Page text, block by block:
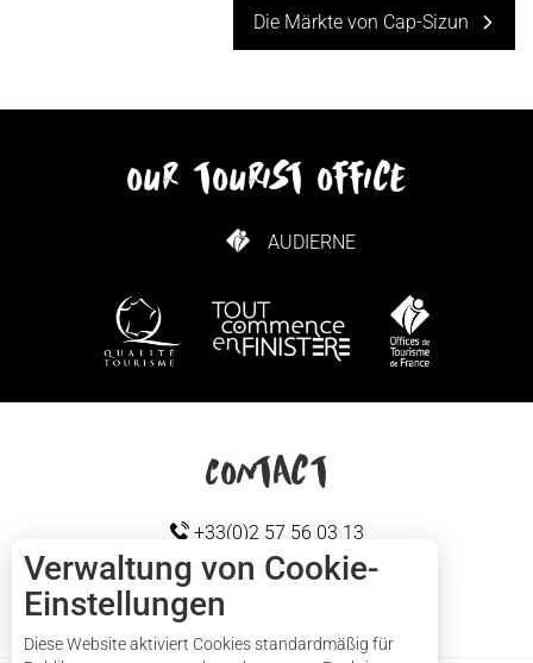
Die Märkte von Cap-Sizun
our tourist office
AUDIERNE
Cap sizun
WIE KANN ICH KOMMEN?
Contact
+33(0)2 57 56 03 13
KONTAKTIEREN SIE UNS
Verwaltung von Cookie-
Einstellungen
Diese Website aktiviert Cookies standardmäßig für